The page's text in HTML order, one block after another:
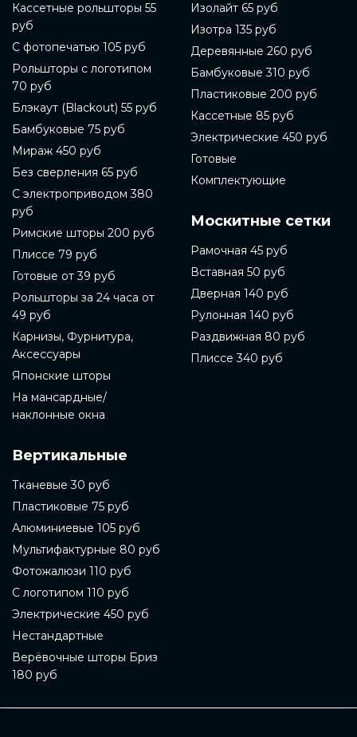
Кассетные рольшторы 55
руб
С фотопечатью 105 руб
Рольшторы с логотипом
70 руб
Блэкаут (Blackout) 55 руб
Бамбуковые 75 руб
Мираж 450 руб
Без сверления 65 руб
С электроприводом 380
руб
Римские шторы 200 руб
Плиссе 79 руб
Готовые от 39 руб
Рольшторы за 24 часа от
49 руб
Карнизы, Фурнитура,
Аксессуары
Японские шторы
На мансардные/
наклонные окна
Вертикальные
Тканевые 30 руб
Пластиковые 75 руб
Алюминиевые 105 руб
Мультифактурные 80 руб
Фотожалюзи 110 руб
С логотипом 110 руб
Электрические 450 руб
Нестандартные
Верёвочные шторы Бриз
180 руб
Изолайт 65 руб
Изотра 135 руб
Деревянные 260 руб
Бамбуковые 310 руб
Пластиковые 200 руб
Кассетные 85 руб
Электрические 450 руб
Готовые
Комплектующие
Москитные сетки
Рамочная 45 руб
Вставная 50 руб
Дверная 140 руб
Рулонная 140 руб
Раздвижная 80 руб
Плиссе 340 руб